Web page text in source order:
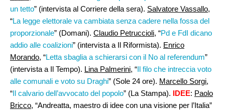
un tetto” (intervista al Corriere della sera). Salvatore Vassallo,
“La legge elettorale va cambiata senza cadere nella fossa del
proporzionale” (Domani). Claudio Petruccioli, “Pd e FdI dicano
addio alle coalizioni” (intervista a Il Riformista). Enrico
Morando, “Letta sbaglia a schierarsi con il No al referendum”
(intervista a Il Tempo). Lina Palmerini, “Il filo che intreccia voto
alle comunali e voto su Draghi” (Sole 24 ore). Marcello Sorgi,
“Il calvario dell’avvocato del popolo” (La Stampa). IDEE: Paolo
Bricco, “Andreatta, maestro di idee con una visione per l’Italia”